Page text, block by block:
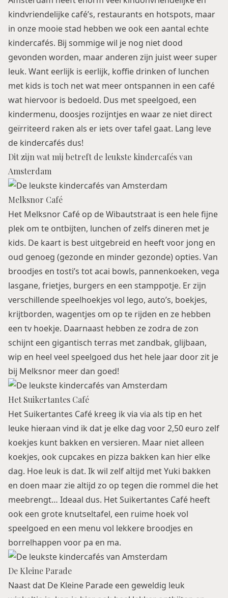
kindvriendelijke café’s, restaurants en hotspots, maar
in onze mooie stad hebben we ook een aantal echte
kindercafés. Bij sommige wil je nog niet dood
gevonden worden, maar anderen zijn juist weer super
leuk. Want eerlijk is eerlijk, koffie drinken of lunchen
met kids is toch net wat meer ontspannen in een café
wat hiervoor is bedoeld. Dus met speelgoed, een
kindermenu, doosjes rozijntjes en waar ze niet direct
geïrriteerd raken als er iets over tafel gaat. Lang leve
de kindercafés dus!
Dit zijn wat mij betreft de leukste kindercafés van
Amsterdam
Melksnor Café
Het Melksnor Café op de Wibautstraat is een hele fijne
plek om te ontbijten, lunchen of zelfs dineren met je
kids. De kaart is best uitgebreid en heeft voor jong en
oud genoeg (gezonde en minder gezonde) opties. Van
broodjes en tosti’s tot acai bowls, pannenkoeken, vega
lasgane, frietjes, burgers en een stamppotje. Er zijn
verschillende speelhoekjes vol lego, auto’s, boekjes,
krijtborden, wagentjes om op te rijden en ze hebben
een tv hoekje. Daarnaast hebben ze zodra de zon
schijnt een gigantisch terras met zandbak, glijbaan,
wip en heel veel speelgoed dus het hele jaar door zit je
bij Melksnor meer dan goed!
Het Suikertantes Café
Het Suikertantes Café kreeg ik via via als tip en het
leuke hieraan vind ik dat je elke dag voor 2,50 euro zelf
koekjes kunt bakken en versieren. Maar niet alleen
koekjes, ook cupcakes en pizza bakken kan hier elke
dag. Hoe leuk is dat. Ik wil zelf altijd met Yuki bakken
en doen maar zie altijd zo op tegen die rommel die het
meebrengt… Ideaal dus. Het Suikertantes Café heeft
ook een grote knutseltafel, een ruime hoek vol
speelgoed en een menu vol lekkere broodjes en
borrelhappen voor pa en ma.
De Kleine Parade
Naast dat De Kleine Parade een geweldig leuk